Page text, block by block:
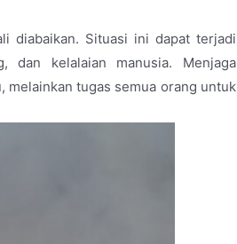
diabaikan. Situasi ini dapat terjadi
dan kelalaian manusia. Menjaga
melainkan tugas semua orang untuk